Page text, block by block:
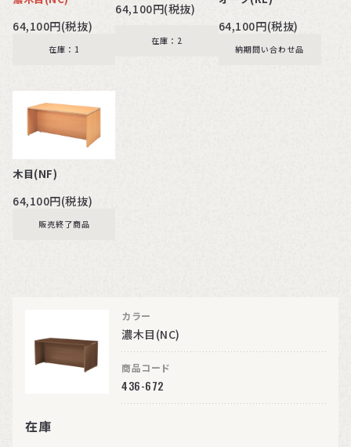
64,100円(税抜)
在庫：1
64,100円(税抜)
在庫：2
64,100円(税抜)
納期問い合わせ品
木目(NF)
64,100円(税抜)
販売終了商品
カラー
濃木目(NC)
商品コード
436-672
在庫